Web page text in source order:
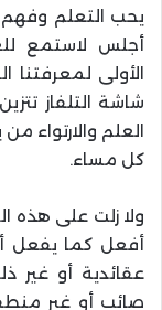
يحب التعلم وفهم
أجلس لاستمع
الأولى لمعرفتنا
شاشة التلفاز
العلم والارتواء
كل مساء.
ولا زلت على هذه
أفعل كما يفعل
عقائدية أو غير
صائب أو غير